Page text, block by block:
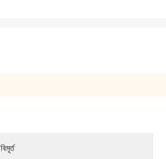
বিমূর্ত